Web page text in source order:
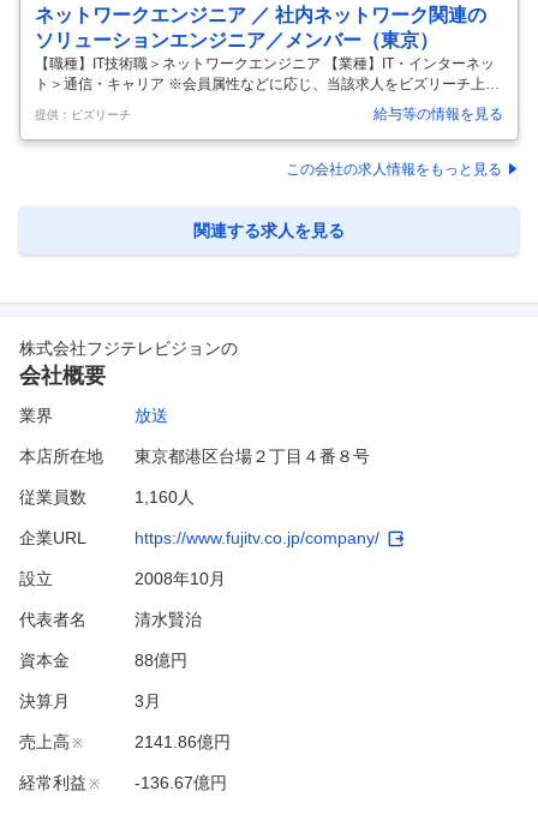
ネットワークエンジニア ／ 社内ネットワーク関連の
ソリューションエンジニア／メンバー（東京）
【職種】IT技術職＞ネットワークエンジニア 【業種】IT・インターネッ
ト＞通信・キャリア ※会員属性などに応じ、当該求人をビズリーチ上で
閲覧された際に内容が異なる場合があります ★社内ネットワーク関連を
中心としたソリューションエンジニア #ネットワーク #ソリューション
エンジニア ＃プロマネ ◎リモート/出社併用 ◎標準就業時間：7時間15
分 ◎厚生労働省 女性活躍推進認定 プラチナくるみん認定/えるぼし認定
アの地元企業や、全国のケーブルテレビ事業者に対する、社内ネットワ
ーク関連を中心とした技術的な提案・構築・支援業務。
提供：ビズリーチ 給与等の情報を見る
この会社の求人情報をもっと見る
関連する求人を見る
株式会社フジテレビジョンの
会社概要
業界 放送
本店所在地 東京都港区台場２丁目４番８号
従業員数 1,160人
企業URL https://www.fujitv.co.jp/company/
設立 2008年10月
代表者名 清水賢治
資本金 88億円
決算月 3 月
売上高 ※ 2141.86億円
経常利益 ※ -136.67億円